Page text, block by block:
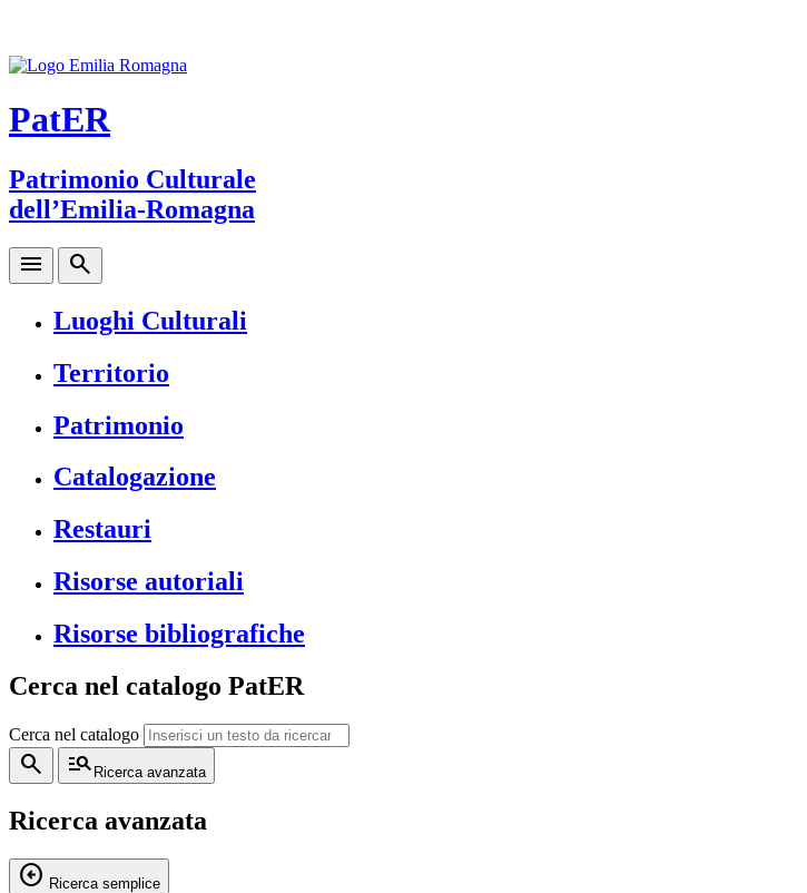
PatER
Patrimonio Culturale
dell’Emilia-Romagna
menu search
Luoghi Culturali
Territorio
Patrimonio
Catalogazione
Restauri
Risorse autoriali
Risorse bibliografiche
Cerca nel catalogo PatER
Cerca nel catalogo
search manage_search Ricerca avanzata
Ricerca avanzata
arrow_circle_left Ricerca semplice